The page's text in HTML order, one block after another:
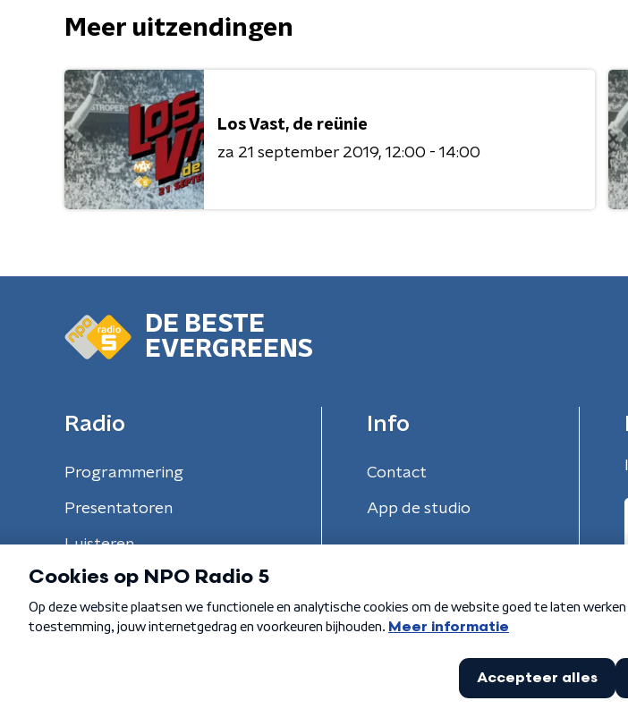
Meer uitzendingen
Los Vast, de reünie
za 21 september 2019 12:00 - 14:00
DE BESTE
EVERGREENS
Radio
Programmering
Presentatoren
Luisteren
Info
Contact
App de studio
Algemene voorwaarden Privacybeleid